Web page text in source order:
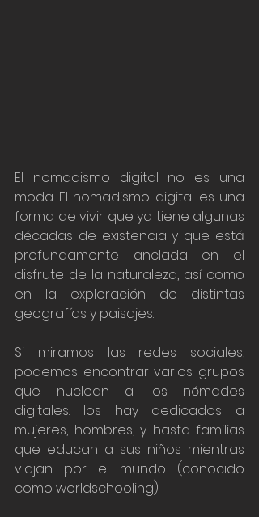
El nomadismo digital no es una
moda. El nomadismo digital es una
forma de vivir que ya tiene algunas
décadas de existencia y que está
profundamente anclada en el
disfrute de la naturaleza, así como
en la exploración de distintas
geografías y paisajes.
Si miramos las redes sociales,
podemos encontrar varios grupos
que nuclean a los nómades
digitales: los hay dedicados a
mujeres, hombres, y hasta familias
que educan a sus niños mientras
viajan por el mundo (conocido
como worldschooling).